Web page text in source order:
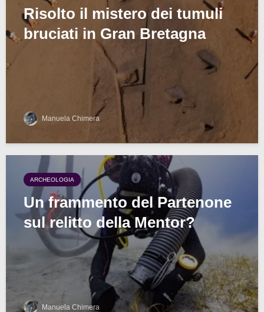
Risolto il mistero dei tumuli
bruciati in Gran Bretagna
Manuela Chimera
ARCHEOLOGIA
Un frammento del Partenone
sul relitto della Mentor?
Manuela Chimera